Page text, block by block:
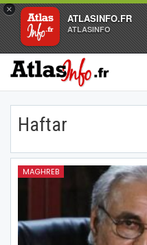
×
ATLASINFO.FR
ATLASINFO
Haftar
MAGHREB